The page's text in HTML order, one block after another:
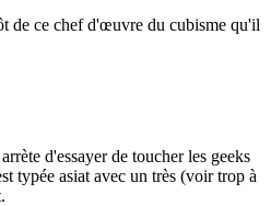
de ce chef d'œuvre du cubisme qu'il
d'essayer de toucher les geeks
typée asiat avec un très (voir trop à